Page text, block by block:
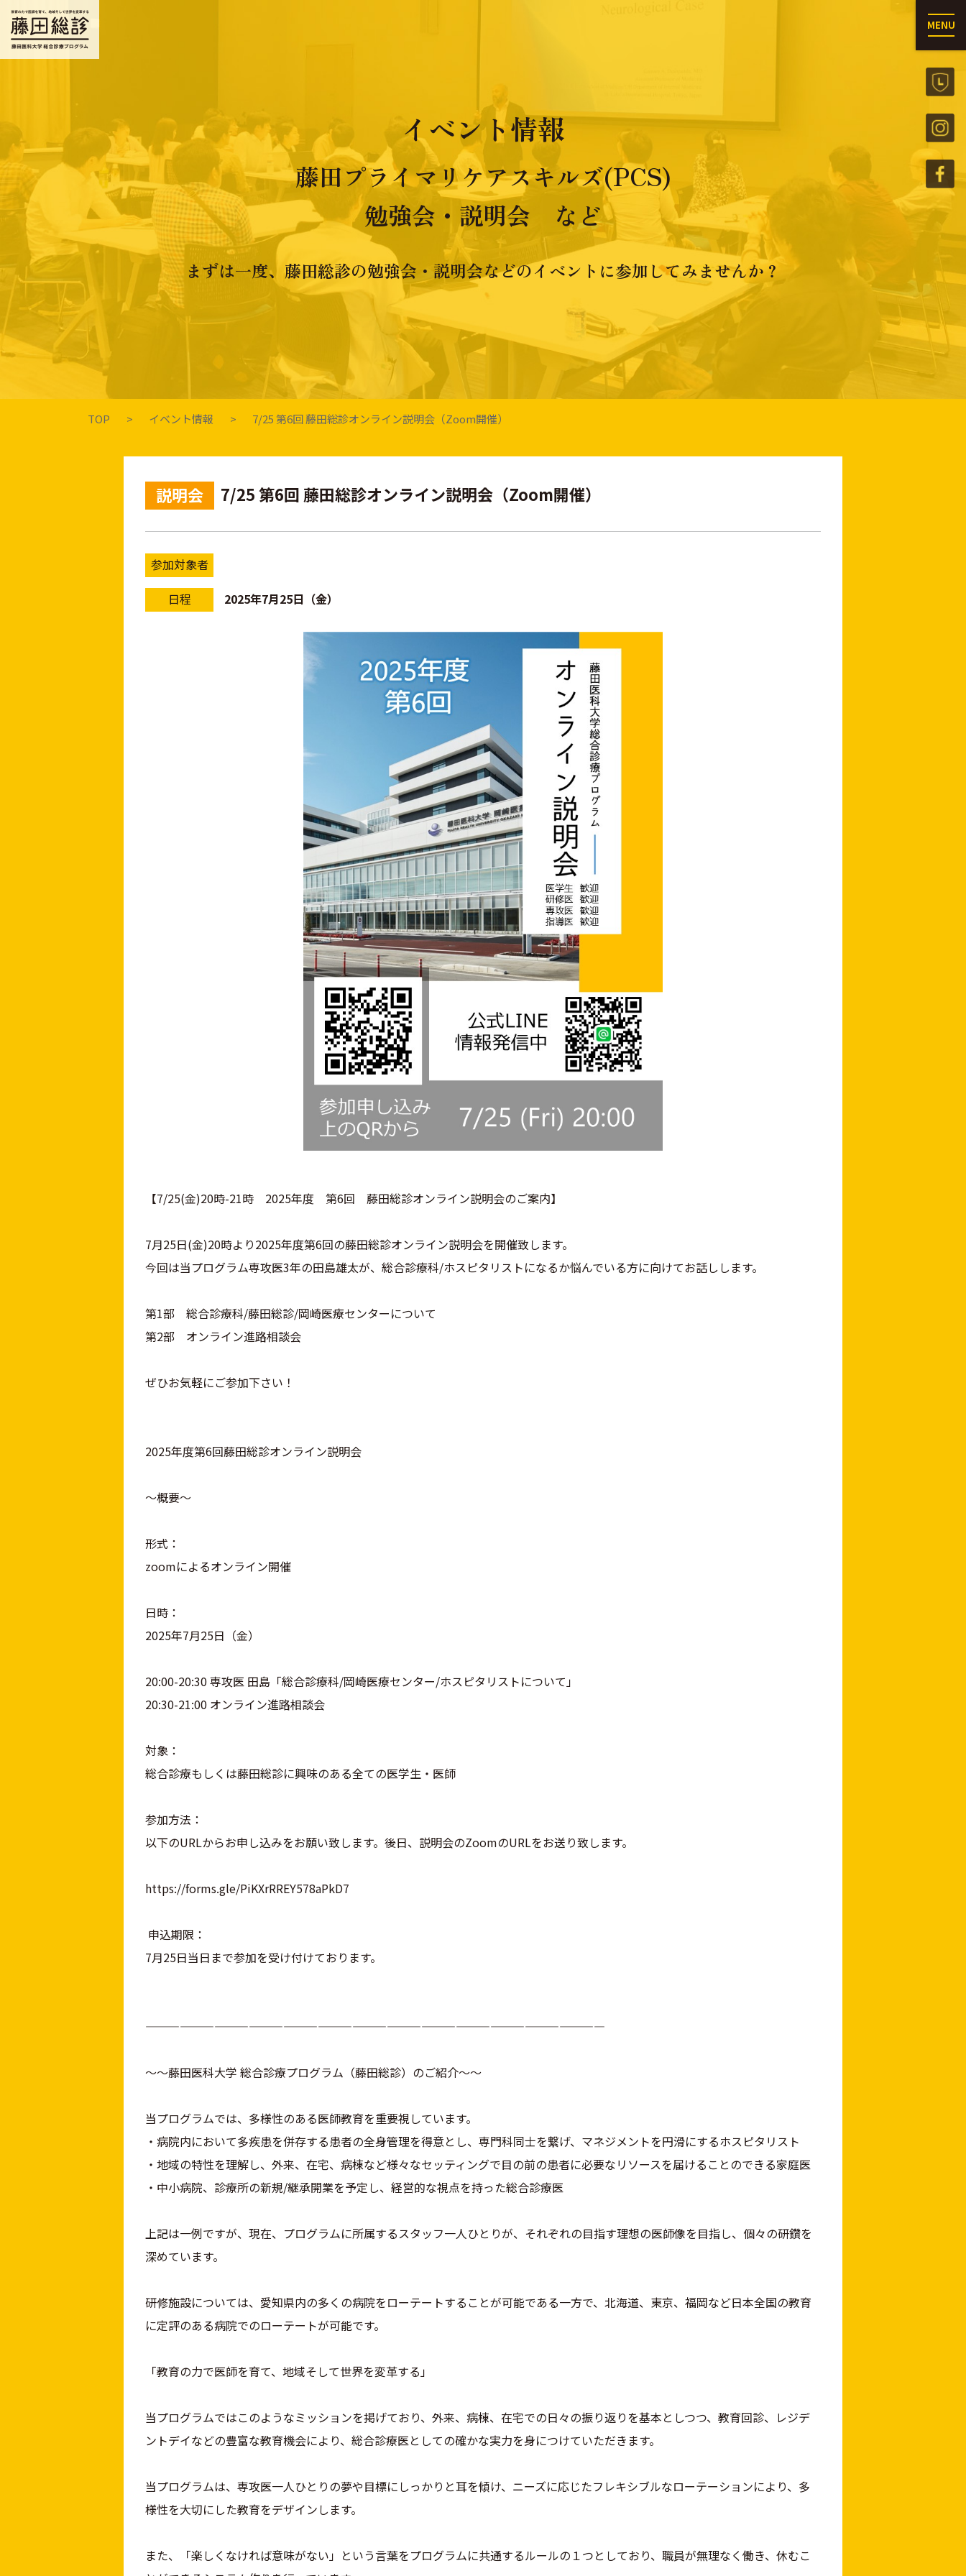
MENU
イベント情報
藤田プライマリケアスキルズ(PCS)
勉強会・説明会 など
まずは一度、藤田総診の勉強会・説明会などのイベントに参加してみませんか？
TOP イベント情報 7/25 第6回 藤田総診オンライン説明会（Zoom開催）
説明会 7/25 第6回 藤田総診オンライン説明会（Zoom開催）
参加対象者
日程
2025年7月25日（金）
【7/25(金)20時-21時 2025年度 第6回 藤田総診オンライン説明会のご案内】
7月25日(金)20時より2025年度第6回の藤田総診オンライン説明会を開催致します。
今回は当プログラム専攻医3年の田島雄太が、総合診療科/ホスピタリストになるか悩んでいる方に向けてお話しします。
第1部 総合診療科/藤田総診/岡崎医療センターについて
第2部 オンライン進路相談会
ぜひお気軽にご参加下さい！
2025年度第6回藤田総診オンライン説明会
～概要～
形式：
zoomによるオンライン開催
日時：
2025年7月25日（金）
20:00-20:30 専攻医 田島「総合診療科/岡崎医療センター/ホスピタリストについて」
20:30-21:00 オンライン進路相談会
対象：
総合診療もしくは藤田総診に興味のある全ての医学生・医師
参加方法：
以下のURLからお申し込みをお願い致します。後日、説明会のZoomのURLをお送り致します。
https://forms.gle/PiKXrRREY578aPkD7
申込期限：
7月25日当日まで参加を受け付けております。
————————————————————————————————————————
～～藤田医科大学 総合診療プログラム（藤田総診）のご紹介～～
当プログラムでは、多様性のある医師教育を重要視しています。
・病院内において多疾患を併存する患者の全身管理を得意とし、専門科同士を繋げ、マネジメントを円滑にするホスピタリスト
・地域の特性を理解し、外来、在宅、病棟など様々なセッティングで目の前の患者に必要なリソースを届けることのできる家庭医
・中小病院、診療所の新規/継承開業を予定し、経営的な視点を持った総合診療医
上記は一例ですが、現在、プログラムに所属するスタッフ一人ひとりが、それぞれの目指す理想の医師像を目指し、個々の研鑽を
深めています。
研修施設については、愛知県内の多くの病院をローテートすることが可能である一方で、北海道、東京、福岡など日本全国の教育
に定評のある病院でのローテートが可能です。
「教育の力で医師を育て、地域そして世界を変革する」
当プログラムではこのようなミッションを掲げており、外来、病棟、在宅での日々の振り返りを基本としつつ、教育回診、レジデ
ントデイなどの豊富な教育機会により、総合診療医としての確かな実力を身につけていただきます。
当プログラムは、専攻医一人ひとりの夢や目標にしっかりと耳を傾け、ニーズに応じたフレキシブルなローテーションにより、多
様性を大切にした教育をデザインします。
また、「楽しくなければ意味がない」という言葉をプログラムに共通するルールの１つとしており、職員が無理なく働き、休むこ